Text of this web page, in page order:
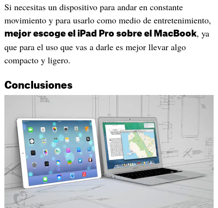
Si necesitas un dispositivo para andar en constante
movimiento y para usarlo como medio de entretenimiento,
mejor escoge el iPad Pro sobre el MacBook, ya
que para el uso que vas a darle es mejor llevar algo
compacto y ligero.
Conclusiones